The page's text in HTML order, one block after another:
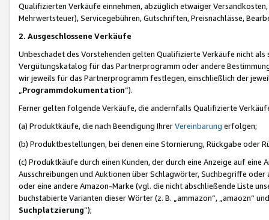
Qualifizierten Verkäufe einnehmen, abzüglich etwaiger
Mehrwertsteuer), Servicegebühren, Gutschriften, Preisnachlässe,
2. Ausgeschlossene Verkäufe
Unbeschadet des Vorstehenden gelten Qualifizierte Verkäufe nicht
Vergütungskatalog für das Partnerprogramm oder andere
wir jeweils für das Partnerprogramm festlegen, einschließlich der
Programmdokumentation“).
Ferner gelten folgende Verkäufe, die andernfalls Qualifizierte
(a) Produktkäufe, die nach Beendigung IhrerVereinbarung erfolgen;
(b) Produktbestellungen, bei denen eine Stornierung, Rückgabe oder
(c) Produktkäufe durch einen Kunden, der durch eine Anzeige auf
Ausschreibungen und Auktionen über Schlagwörter, Suchbegriffe
oder eine andere Amazon-Marke (vgl. die nicht abschließende Liste
buchstabierte Varianten dieser Wörter (z. B. „ammazon“, „amaozn“
Suchplatzierung”);